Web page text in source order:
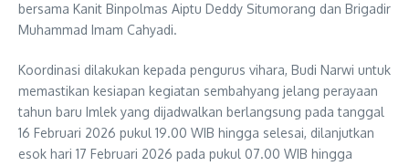
bersama Kanit Binpolmas Aiptu Deddy Situmorang dan Brigadir
Muhammad Imam Cahyadi.
Koordinasi dilakukan kepada pengurus vihara, Budi Narwi untuk
memastikan kesiapan kegiatan sembahyang jelang perayaan
tahun baru Imlek yang dijadwalkan berlangsung pada tanggal
16 Februari 2026 pukul 19.00 WIB hingga selesai, dilanjutkan
esok hari 17 Februari 2026 pada pukul 07.00 WIB hingga